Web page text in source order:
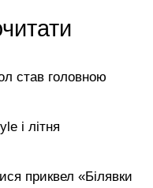
став головною
і літня
приквел «Білявки